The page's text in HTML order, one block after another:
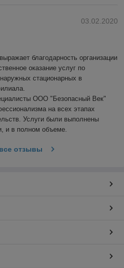
03.02.2020
благодарность организации
оказание услуг по
стационарных в
ООО "Безопасный Век"
на всех этапах
Услуги были выполнены
и в полном объеме.
отзывы